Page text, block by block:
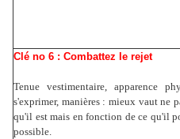
Clé no 6 : Combattez le rejet
Tenue vestimentaire, apparence
s'exprimer, manières : mieux vaut ne
qu'il est mais en fonction de ce qu'il
possible.